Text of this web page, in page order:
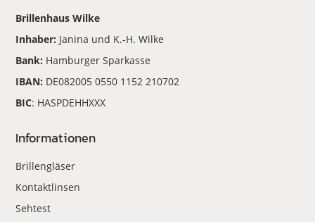
Brillenhaus Wilke
Inhaber: Janina und K.-H. Wilke
Bank: Hamburger Sparkasse
IBAN: DE082005 0550 1152 210702
BIC: HASPDEHHXXX
Informationen
Brillengläser
Kontaktlinsen
Sehtest